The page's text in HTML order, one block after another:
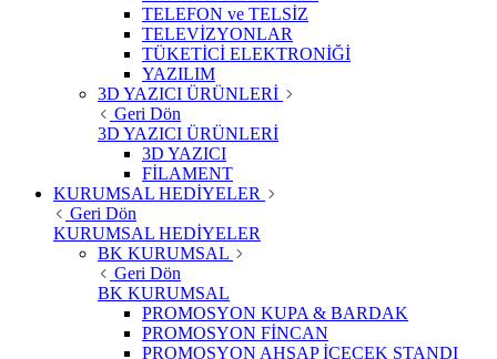
TELEFON ve TELSİZ
TELEVİZYONLAR
TÜKETİCİ ELEKTRONİĞİ
YAZILIM
3D YAZICI ÜRÜNLERİ
Geri Dön
3D YAZICI ÜRÜNLERİ
3D YAZICI
FİLAMENT
KURUMSAL HEDİYELER
Geri Dön
KURUMSAL HEDİYELER
BK KURUMSAL
Geri Dön
BK KURUMSAL
PROMOSYON KUPA & BARDAK
PROMOSYON FİNCAN
PROMOSYON AHŞAP İÇECEK STANDI